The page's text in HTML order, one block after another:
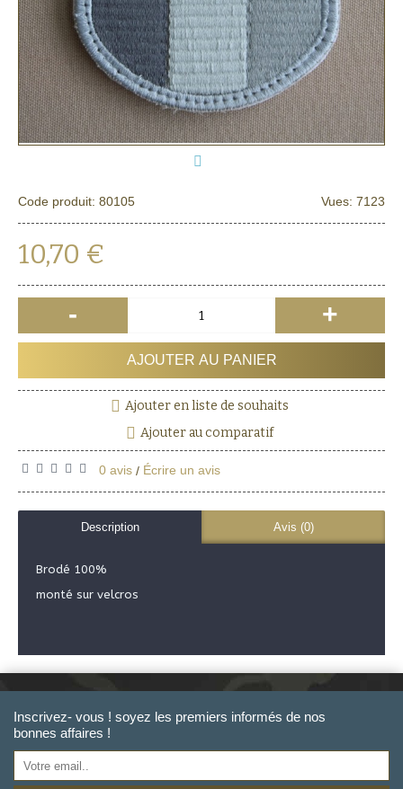
Vues: 7123
Code produit: 80105
10,70 €
- +
AJOUTER AU PANIER
Ajouter en liste de souhaits
Ajouter au comparatif
0 avis / Écrire un avis
Description Avis (0)
Brodé 100%
monté sur velcros
Inscrivez- vous ! soyez les premiers informés de nos
bonnes affaires !